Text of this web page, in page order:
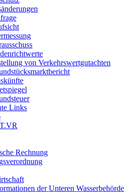
von Verkehrswertgutachten
Links
Rechnung
der Unteren Wasserbehörde